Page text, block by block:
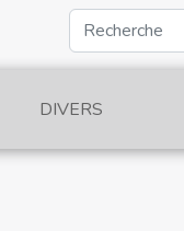
DIVERS